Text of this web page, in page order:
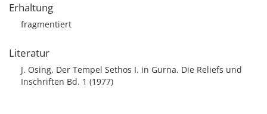
Erhaltung
fragmentiert
Literatur
J. Osing, Der Tempel Sethos I. in Gurna. Die Reliefs und
Inschriften Bd. 1 (1977)